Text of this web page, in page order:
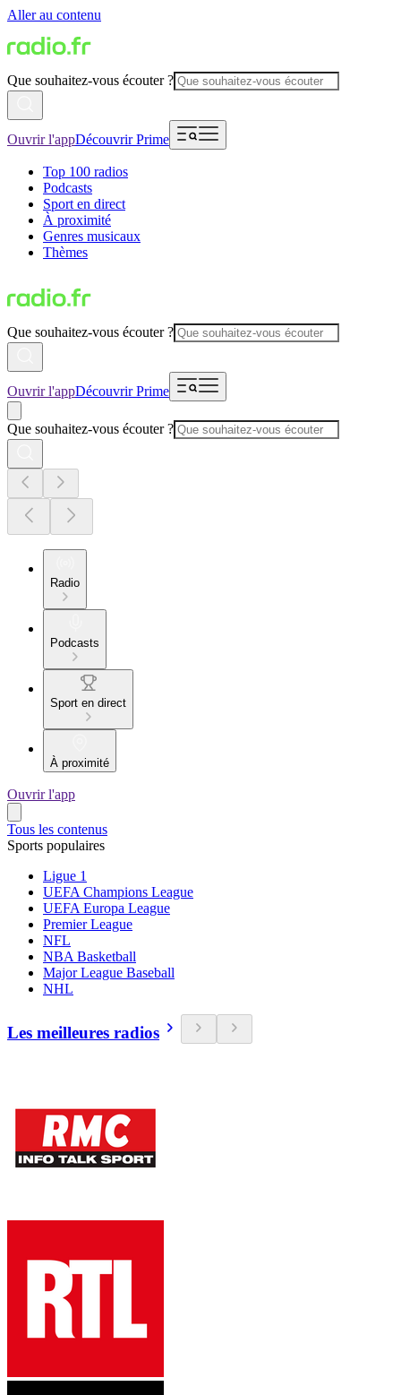
Aller au contenu
Que souhaitez-vous écouter ?
Ouvrir l'appDécouvrir Prime
Top 100 radios
Podcasts
Sport en direct
À proximité
Genres musicaux
Thèmes
Que souhaitez-vous écouter ?
Ouvrir l'appDécouvrir Prime
Que souhaitez-vous écouter ?
Radio
Podcasts
Sport en direct
À proximité
Ouvrir l'app
Tous les contenus
Sports populaires
Ligue 1
UEFA Champions League
UEFA Europa League
Premier League
NFL
NBA Basketball
Major League Baseball
NHL
Les meilleures radios